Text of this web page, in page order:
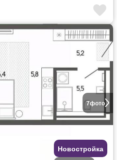
7фото
Новостройка